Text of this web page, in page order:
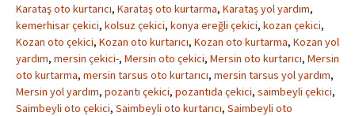
Karataş oto kurtarıcı, Karataş oto kurtarma, Karataş yol yardım,
kemerhisar çekici, kolsuz çekici, konya ereğli çekici, kozan çekici,
Kozan oto çekici, Kozan oto kurtarıcı, Kozan oto kurtarma, Kozan yol
yardım, mersin çekici-, Mersin oto çekici, Mersin oto kurtarıcı, Mersin
oto kurtarma, mersin tarsus oto kurtarıcı, mersin tarsus yol yardım,
Mersin yol yardım, pozantı çekici, pozantıda çekici, saimbeyli çekici,
Saimbeyli oto çekici, Saimbeyli oto kurtarıcı, Saimbeyli oto